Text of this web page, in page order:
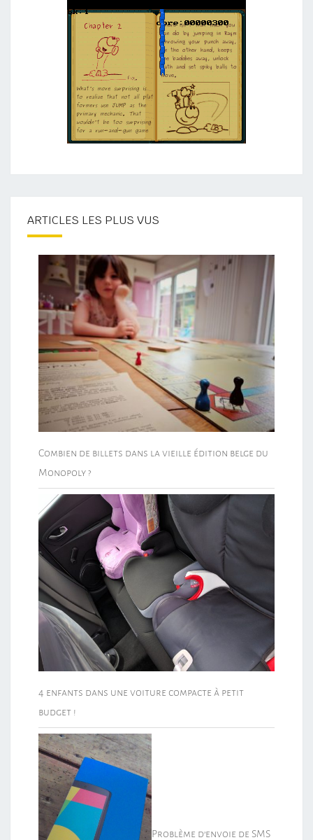
ARTICLES LES PLUS VUS
Combien de billets dans la vieille édition belge du
Monopoly ?
4 enfants dans une voiture compacte à petit
budget !
Problème d’envoie de SMS